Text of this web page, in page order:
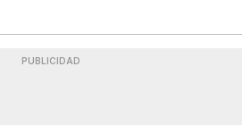
PUBLICIDAD